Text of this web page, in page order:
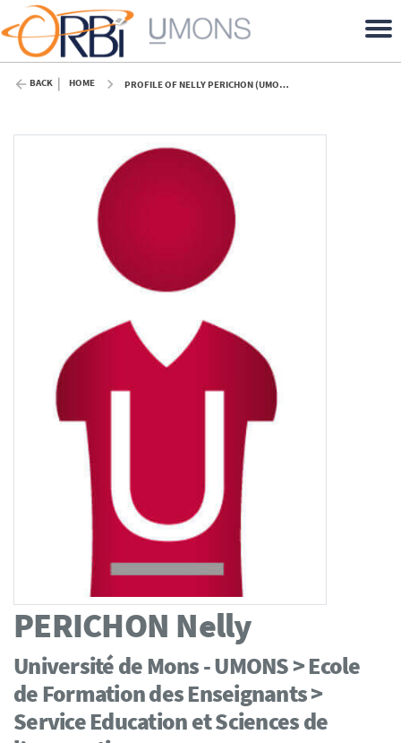
BACK HOME PROFILE OF NELLY PERICHON (UMONS)
PERICHON Nelly
Université de Mons - UMONS > Ecole
de Formation des Enseignants >
Service Education et Sciences de